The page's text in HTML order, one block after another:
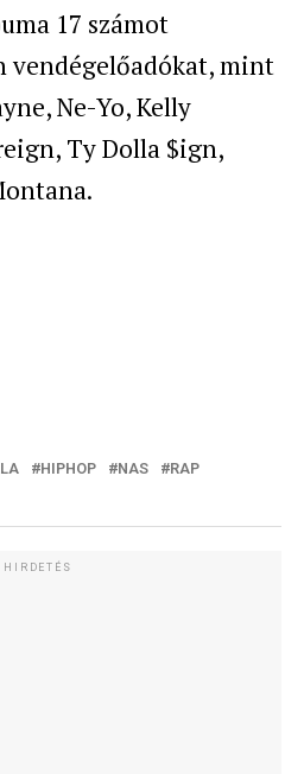
17 számot
vendégelőadókat, mint
Ne-Yo, Kelly
Ty Dolla $ign,
HIPHOP NAS
RAP
HIRDETÉS